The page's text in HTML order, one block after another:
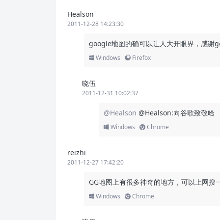
Healson
2011-12-28 14:23:30
google地图的确可以让人大开眼界，感谢
Windows Firefox
晓伍
2011-12-31 10:02:37
@Healson @Healson:向谷歌致敬哈
Windows Chrome
reizhi
2011-12-27 17:42:20
GG地图上有很多神奇的地方，可以上网搜
Windows Chrome